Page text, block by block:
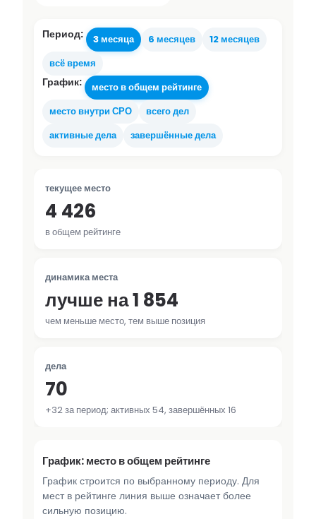
Период: 3 месяца 6 месяцев
12 месяцев
всё время
График:
место в общем рейтинге
место внутри СРО
всего дел
активные дела
завершённые дела
текущее место
4 426
в общем рейтинге
динамика места
лучше на 1 854
чем меньше место, тем выше позиция
дела
70
+32 за период; активных 54, завершённых 16
График: место в общем рейтинге
График строится по выбранному периоду. Для
мест в рейтинге линия выше означает более
сильную позицию.